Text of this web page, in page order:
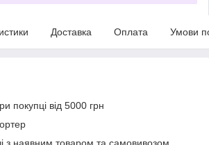
Доставка Оплата Умови
покупці від 5000 грн
з наявним товаром та самовивозом